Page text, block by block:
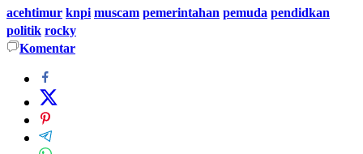
acehtimur knpi muscam pemerintahan pemuda pendidkan
politik rocky
Komentar